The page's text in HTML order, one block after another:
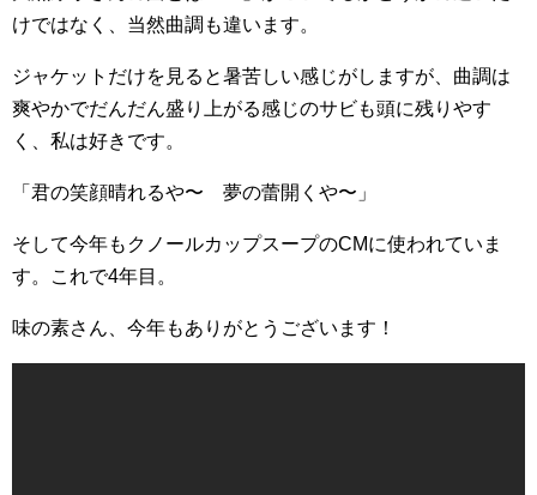
けではなく、当然曲調も違います。
ジャケットだけを見ると暑苦しい感じがしますが、曲調は
爽やかでだんだん盛り上がる感じのサビも頭に残りやす
く、私は好きです。
「君の笑顔晴れるや〜 夢の蕾開くや〜」
そして今年もクノールカップスープのCMに使われていま
す。これで4年目。
味の素さん、今年もありがとうございます！